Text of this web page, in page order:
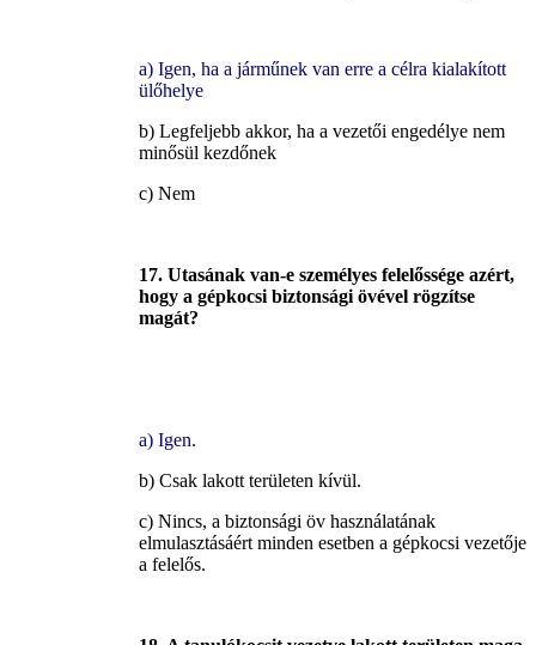
a) Igen, ha a járműnek van erre a célra kialakított
ülőhelye
b) Legfeljebb akkor, ha a vezetői engedélye nem
minősül kezdőnek
c) Nem
17. Utasának van-e személyes felelőssége azért,
hogy a gépkocsi biztonsági övével rögzítse
magát?
a) Igen.
b) Csak lakott területen kívül.
c) Nincs, a biztonsági öv használatának
elmulasztásáért minden esetben a gépkocsi vezetője
a felelős.